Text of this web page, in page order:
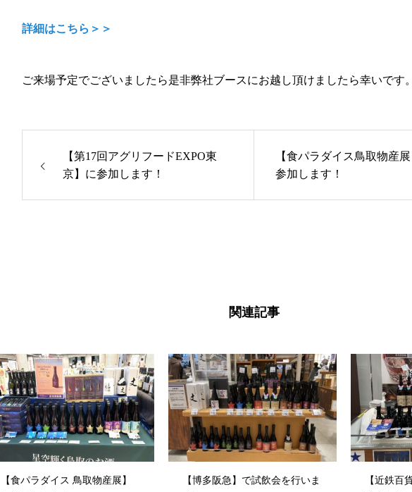
詳細はこちら＞＞
ご来場予定でございましたら是非弊社ブースにお越し頂けましたら幸いです
【第17回アグリフードEXPO東
京】に参加します！
【食パラダイス鳥取物産
参加します！
関連記事
【食パラダイス 鳥取物産展】
【博多阪急】で試飲会を行いま
【近鉄百